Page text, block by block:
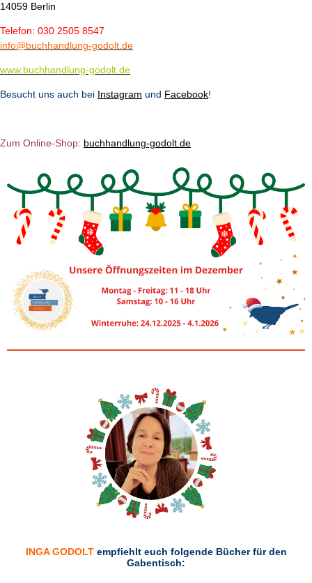
14059 Berlin
Telefon: 030 2505 8547
info@buchhandlung-godolt.de
www.buchhandlung-godolt.de
Besucht uns auch bei Instagram und Facebook!
Zum Online-Shop: buchhandlung-godolt.de
INGA GODOLTempfiehlt euch folgende Bücher für den
Gabentisch: